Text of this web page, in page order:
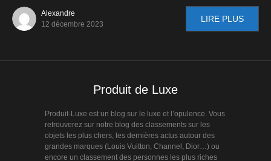
Alexandre
12 décembre 2023
LIRE PLUS
Produit de Luxe
Produit-Luxe est un blog sur le luxe et l’opulence. Vous
retrouverez sur notre blog des classements sur les
objets les plus chers, les dernières actus autour des
grandes marques (Louis Vuitton, Channel, Dior…) ou
encore un classement des personnes les plus riches